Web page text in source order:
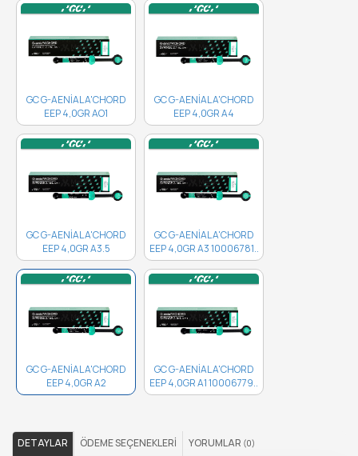
GC G-AENİAL A'CHORD
EEP 4,0GR AO1
10006787..
GC G-AENİAL A'CHORD
EEP 4,0GR A4
10006783..
GC G-AENİAL A'CHORD
EEP 4,0GR A3.5
10006782..
GC G-AENİAL A'CHORD
EEP 4,0GR A3 10006781..
GC G-AENİAL A'CHORD
EEP 4,0GR A2
10006780..
GC G-AENİAL A'CHORD
EEP 4,0GR A1 10006779..
DETAYLAR ÖDEME SEÇENEKLERI YORUMLAR (0)